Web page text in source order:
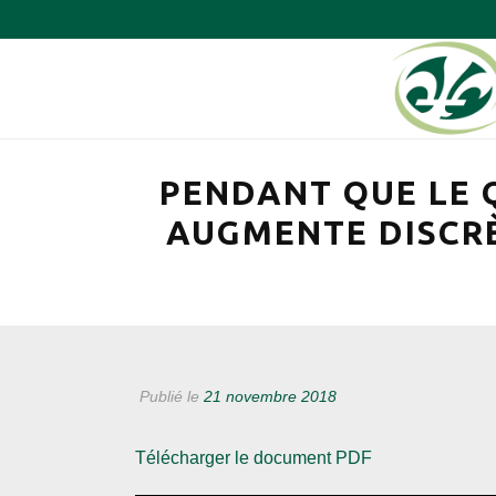
PENDANT QUE LE
AUGMENTE
Publié le 21 novembre 2018
Télécharger le document PDF